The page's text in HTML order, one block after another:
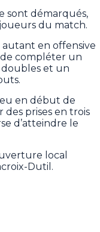
sont démarqués,
du match.
en offensive
de compléter un
et un
en début de
prises en trois
d’atteindre le
local
Dutil.